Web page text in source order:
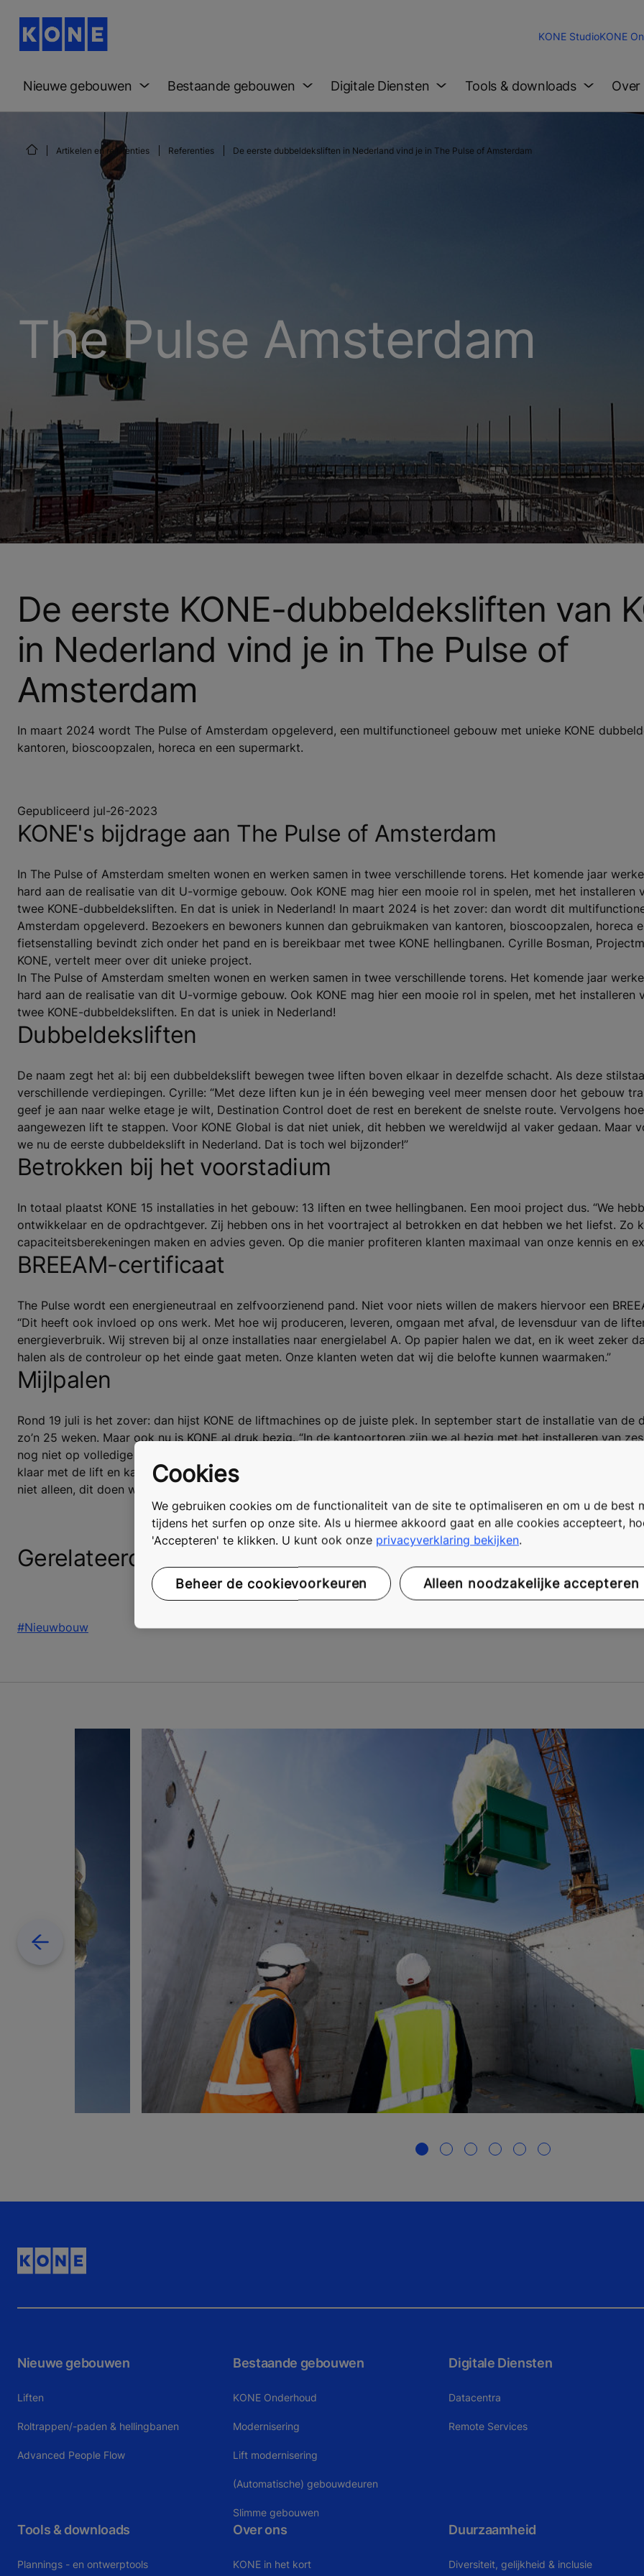
KONE StudioKONE
Nieuwe gebouwen Bestaande gebouwen Digitale Diensten Tools & downloads Over
Artikelen en referenties Referenties De eerste dubbeldeksliften in Nederland vind je in The Pulse of Amsterdam
The Pulse Amsterdam
De eerste KONE-dubbeldeksliften van
in Nederland vind je in The Pulse of
Amsterdam
In maart 2024 wordt The Pulse of Amsterdam opgeleverd, een multifunctioneel gebouw met unieke KONE
kantoren, bioscoopzalen, horeca en een supermarkt.
Gepubliceerd jul-26-2023
KONE's bijdrage aan The Pulse of Amsterdam
In The Pulse of Amsterdam smelten wonen en werken samen in twee verschillende torens. Het komende jaar
hard aan de realisatie van dit U-vormige gebouw. Ook KONE mag hier een mooie rol in spelen, met het installeren
twee KONE-dubbeldeksliften. En dat is uniek in Nederland! In maart 2024 is het zover: dan wordt dit
Amsterdam opgeleverd. Bezoekers en bewoners kunnen dan gebruikmaken van kantoren, bioscoopzalen, horeca
fietsenstalling bevindt zich onder het pand en is bereikbaar met twee KONE hellingbanen. Cyrille Bosman,
KONE, vertelt meer over dit unieke project.
In The Pulse of Amsterdam smelten wonen en werken samen in twee verschillende torens. Het komende jaar
hard aan de realisatie van dit U-vormige gebouw. Ook KONE mag hier een mooie rol in spelen, met het installeren
twee KONE-dubbeldeksliften. En dat is uniek in Nederland!
Dubbeldeksliften
De naam zegt het al: bij een dubbeldekslift bewegen twee liften boven elkaar in dezelfde schacht. Als deze
verschillende verdiepingen. Cyrille: “Met deze liften kun je in één beweging veel meer mensen door het gebouw
geef je aan naar welke etage je wilt, Destination Control doet de rest en berekent de snelste route. Vervolgens
aangewezen lift te stappen. Voor KONE Global is dat niet uniek, dit hebben we wereldwijd al vaker gedaan. Maar
we nu de eerste dubbeldekslift in Nederland. Dat is toch wel bijzonder!”
Betrokken bij het voorstadium
In totaal plaatst KONE 15 installaties in het gebouw: 13 liften en twee hellingbanen. Een mooi project dus. “We
ontwikkelaar en de opdrachtgever. Zij hebben ons in het voortraject al betrokken en dat hebben we het liefst. Zo
capaciteitsberekeningen maken en advies geven. Op die manier profiteren klanten maximaal van onze kennis en
BREEAM-certificaat
The Pulse wordt een energieneutraal en zelfvoorzienend pand. Niet voor niets willen de makers hiervoor een
“Dit heeft ook invloed op ons werk. Met hoe wij produceren, leveren, omgaan met afval, de levensduur van de
energieverbruik. Wij streven bij al onze installaties naar energielabel A. Op papier halen we dat, en ik weet zeker
halen als de controleur op het einde gaat meten. Onze klanten weten dat wij die belofte kunnen waarmaken.”
Mijlpalen
Rond 19 juli is het zover: dan hijst KONE de liftmachines op de juiste plek. In september start de installatie van de
zo’n 25 weken. Maar ook nu is KONE al druk bezig. “In de kantoortoren zijn we al bezig met het installeren van
nog niet op volledige hoogte, wij gaan toch al aan de slag met de schacht. Als het gebouw dan het hoogste punt
klaar met de lift en kan onze klant hier sneller gebruik van maken. Binnen KONE proberen we zo onze klanten
niet alleen, dit doen we samen met het complete projectteam, waaronder supervisor Niels den Hoet en onze
Gerelateerde tags
#Nieuwbouw
Previous
Nieuwe gebouwen
Liften
Roltrappen/-paden & hellingbanen
Advanced People Flow
Bestaande gebouwen
KONE Onderhoud
Modernisering
Lift modernisering
(Automatische) gebouwdeuren
Slimme gebouwen
Digitale Diensten
Datacentra
Remote Services
Tools & downloads
Plannings - en ontwerptools
Over ons
KONE in het kort
Duurzaamheid
Diversiteit, gelijkheid & inclusie
Cookies
We gebruiken cookies om de functionaliteit van de site te optimaliseren en om u de best
tijdens het surfen op onze site. Als u hiermee akkoord gaat en alle cookies accepteert,
'Accepteren' te klikken. U kunt ook onze privacyverklaring bekijken.
Beheer de cookievoorkeuren Alleen noodzakelijke accepteren